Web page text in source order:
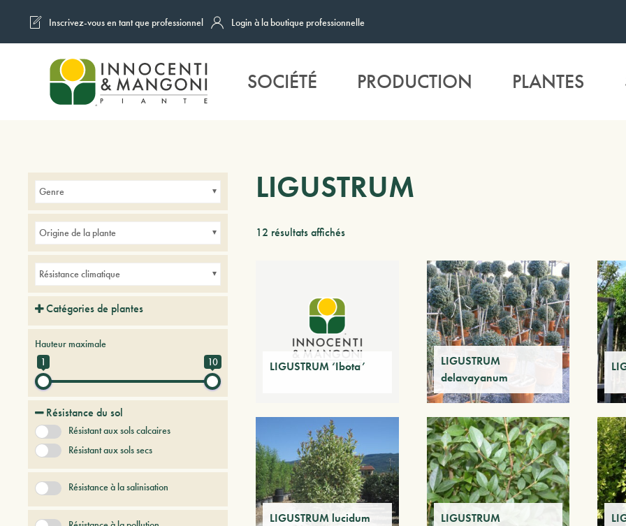
Skip to main content
Inscrivez-vous en tant que professionnel Login à la boutique professionnelle
SOCIÉTÉ PRODUCTION PLANTES
LIGUSTRUM
12 résultats affichés
LIGUSTRUM ‘Ibota’
LIGUSTRUM
delavayanum
LIGUSTRUM lucidum
LIGUSTRUM
Genre
Origine de la plante
Résistance climatique
Catégories de plantes
Arbres et Plantes du futur
Hauteur maximale
1
10
Résistance du sol
Résistant aux sols calcaires
Résistant aux sols secs
Résistance à la salinisation